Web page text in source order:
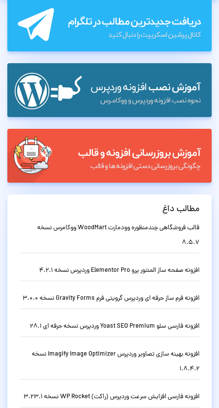
مطالب داغ
قالب فروشگاهی چندمنظوره وودمارت WoodMart ووکامرس نسخه
8.5.7
افزونه صفحه ساز المنتور پرو Elementor Pro وردپرس نسخه 4.2.1
افزونه فرم ساز حرفه ای وردپرس گرویتی فرم Gravity Forms نسخه 3.0.0
افزونه فارسی سئو Yoast SEO Premium وردپرس نسخه حرفه ای 28.1
افزونه بهینه سازی تصاویر وردپرس Imagify Image Optimizer نسخه
1.8.4.2
افزونه فارسی افزایش سرعت وردپرس (راکت) WP Rocket نسخه 3.23.1